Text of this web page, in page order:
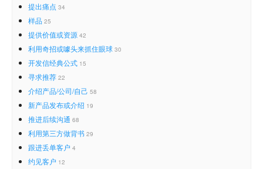
提出痛点 34
样品 25
提供价值或资源 42
利用奇招或噱头来抓住眼球 30
开发信经典公式 15
寻求推荐 22
介绍产品/公司/自己 58
新产品发布或介绍 19
推进后续沟通 68
利用第三方做背书 29
跟进丢单客户 4
约见客户 12